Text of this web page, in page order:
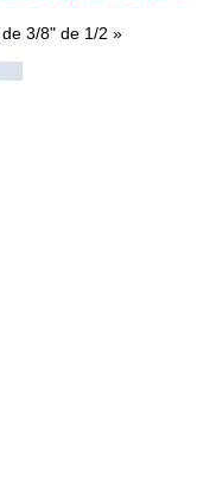
3/8" de 1/2 »